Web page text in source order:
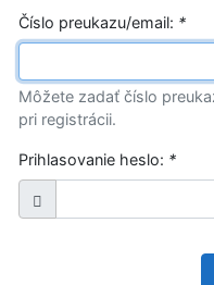
Číslo preukazu/email: *
Môžete zadať číslo
pri registrácii.
Prihlasovanie heslo: *